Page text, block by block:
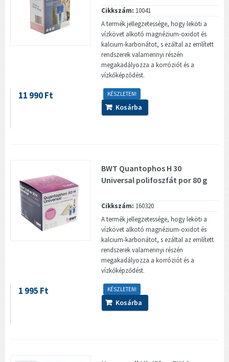
Cikkszám: 10041
A termék jellegzetessége, hogy leköti a
vízkövet alkotó magnézium-oxidot és
kalcium-karbonátot, s ezáltal az említett
rendszerek valamennyi részén
megakadályozza a korróziót és a
vízkőképződést.
KÉSZLETEN!
11 990 Ft
Kosárba
BWT Quantophos H 30
Universal polifoszfát por 80 g
Cikkszám: 160320
A termék jellegzetessége, hogy leköti a
vízkövet alkotó magnézium-oxidot és
kalcium-karbonátot, s ezáltal az említett
rendszerek valamennyi részén
megakadályozza a korróziót és a
vízkőképződést.
KÉSZLETEN!
1 995 Ft
Kosárba